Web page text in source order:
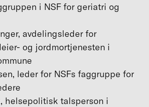
i NSF for geriatri og
avdelingsleder for
og jordmortjenesten i
leder for NSFs faggruppe for
helsepolitisk talsperson i